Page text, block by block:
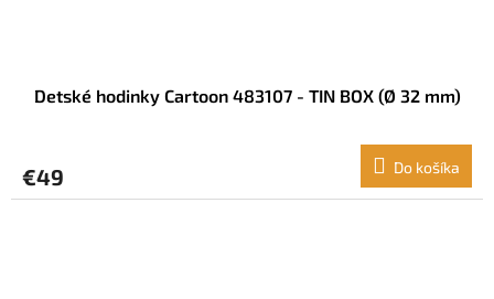
Detské hodinky Cartoon 483107 - TIN BOX (Ø 32 mm)
€49 Do košíka